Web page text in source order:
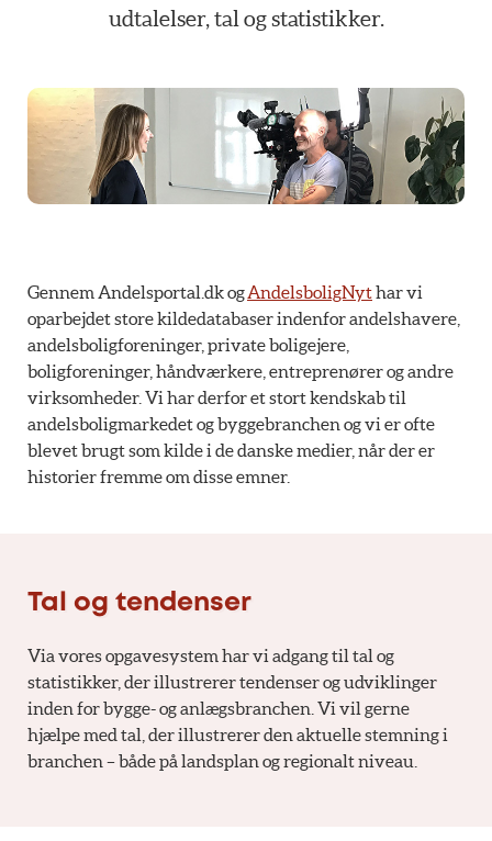
udtalelser, tal og statistikker.
Gennem Andelsportal.dk ogAndelsboligNythar vi
oparbejdet store kildedatabaser indenfor andelshavere,
andelsboligforeninger, private boligejere,
boligforeninger, håndværkere, entreprenører og andre
virksomheder. Vi har derfor et stort kendskab til
andelsboligmarkedet og byggebranchen og vi er ofte
blevet brugt som kilde i de danske medier, når der er
historier fremme om disse emner.
Tal og tendenser
Via vores opgavesystem har vi adgang til tal og
statistikker, der illustrerer tendenser og udviklinger
inden for bygge- og anlægsbranchen. Vi vil gerne
hjælpe med tal, der illustrerer den aktuelle stemning i
branchen – både på landsplan og regionalt niveau.